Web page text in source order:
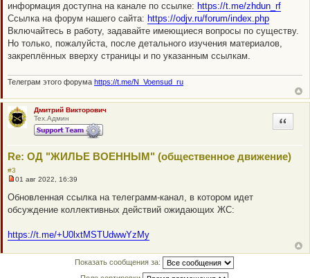
информация доступна на канале по ссылке: https://t.me/zhdun_rf
Ссылка на форум нашего сайта: https://odjv.ru/forum/index.php
Включайтесь в работу, задавайте имеющиеся вопросы по существу.
Но только, пожалуйста, после детального изучения материалов,
закреплённых вверху страницы и по указанным ссылкам.
Телеграм этого форума https://t.me/N_Voensud_ru
Дмитрий Викторович
Тех.Админ
Re: ОД "ЖИЛЬЕ ВОЕННЫМ" (общественное движение)
Цитата
#3
е
п
р
и
а
01 авг 2022, 16:39
Обновленная ссылка на телеграмм-канал, в котором идет
обсуждение коллективных действий ожидающих ЖС:
https://t.me/+U0lxtMSTUdwwYzMy
Показать сообщения за: